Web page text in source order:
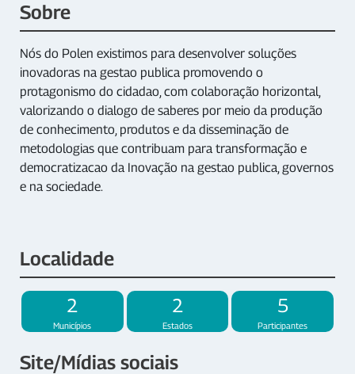
Sobre
Nós do Polen existimos para desenvolver soluções
inovadoras na gestao publica promovendo o
protagonismo do cidadao, com colaboração horizontal,
valorizando o dialogo de saberes por meio da produção
de conhecimento, produtos e da disseminação de
metodologias que contribuam para transformação e
democratizacao da Inovação na gestao publica, governos
e na sociedade.
Localidade
2
Municípios
2
Estados
5
Participantes
Site/Mídias sociais